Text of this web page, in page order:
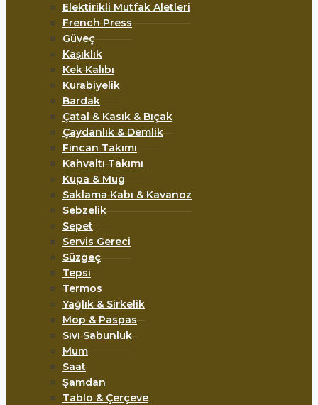
Elektirikli Mutfak Aletleri
French Press
Güveç
Kaşıklık
Kek Kalıbı
Kurabiyelik
Bardak
Çatal & Kasık & Bıçak
Çaydanlık & Demlik
Fincan Takımı
Kahvaltı Takımı
Kupa & Mug
Saklama Kabı & Kavanoz
Sebzelik
Sepet
Servis Gereci
Süzgeç
Tepsi
Termos
Yağlık & Sirkelik
Mop & Paspas
Sıvı Sabunluk
Mum
Saat
Şamdan
Tablo & Çerçeve